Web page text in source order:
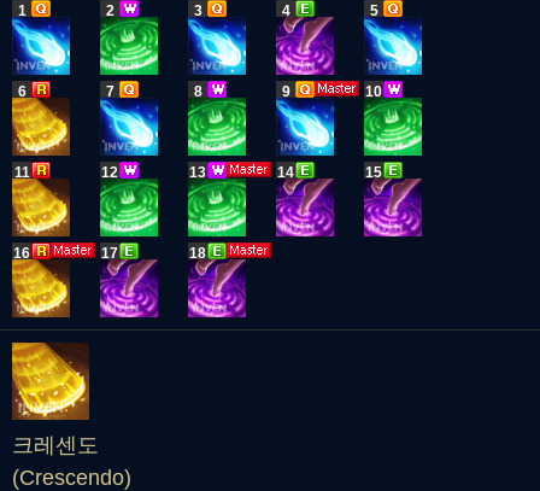
1 2 3 4 5
6 7 8 9 10
11 12 13 14 15
16 17 18
크레센도
(Crescendo)